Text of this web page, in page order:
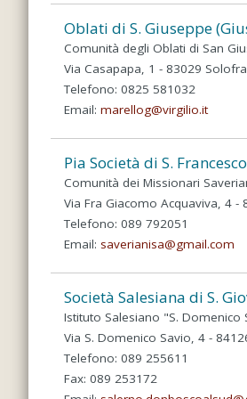
Oblati di S. Giuseppe
Comunità degli Oblati di San
Via Casapapa, 1 - 83029 Solofra
Telefono: 0825 581032
Email: marellog@virgilio.it
Pia Società di S.
Comunità dei Missionari
Via Fra Giacomo Acquaviva, 4 -
Telefono: 089 792051
Email: saverianisa@gmail.com
Società Salesiana di S.
Istituto Salesiano "S. Domenico
Via S. Domenico Savio, 4 -
Telefono: 089 255611
Fax: 089 253172